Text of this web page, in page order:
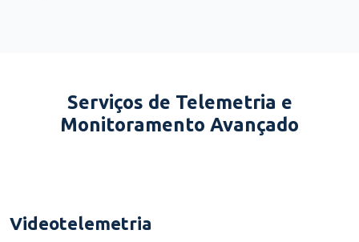
Serviços de Telemetria e
Monitoramento Avançado
Videotelemetria